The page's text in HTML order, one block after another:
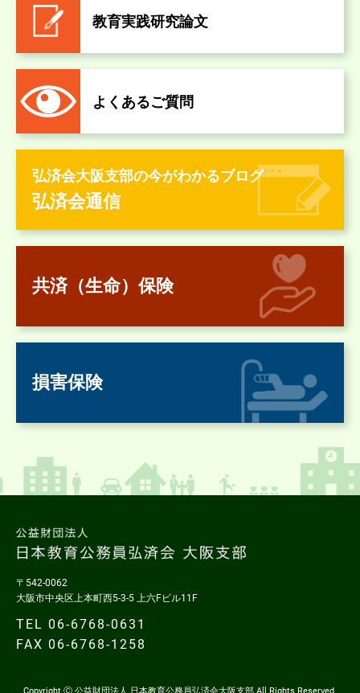
教育実践研究論文
よくあるご質問
弘済会大阪支部の今がわかるブログ
弘済会通信
共済（生命）保険
損害保険
〒542-0062
大阪市中央区上本町西5-3-5 上六Fビル11F
TEL 06-6768-0631
FAX 06-6768-1258
Copyright Ⓒ 公益財団法人 日本教育公務員弘済会大阪支部 All Rights Reserved.